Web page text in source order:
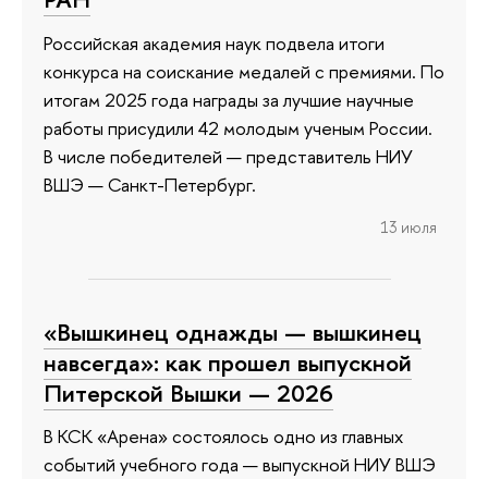
Российская академия наук подвела итоги
конкурса на соискание медалей с премиями. По
итогам 2025 года награды за лучшие научные
работы присудили 42 молодым ученым России.
В числе победителей — представитель НИУ
ВШЭ — Санкт-Петербург.
13 июля
«Вышкинец однажды — вышкинец
навсегда»: как прошел выпускной
Питерской Вышки — 2026
В КСК «Арена» состоялось одно из главных
событий учебного года — выпускной НИУ ВШЭ